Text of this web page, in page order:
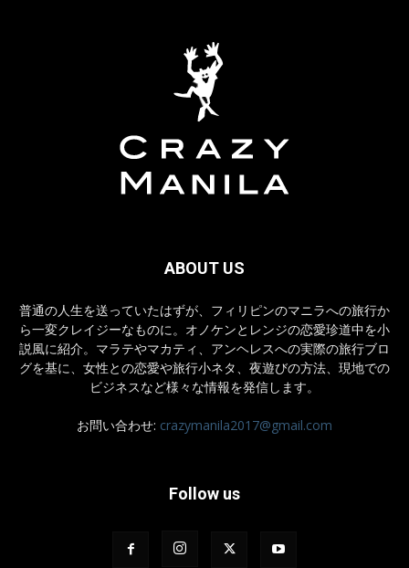
ABOUT US
普通の人生を送っていたはずが、フィリピンのマニラへの旅行か
ら一変クレイジーなものに。オノケンとレンジの恋愛珍道中を小
説風に紹介。マラテやマカティ、アンヘレスへの実際の旅行ブロ
グを基に、女性との恋愛や旅行小ネタ、夜遊びの方法、現地での
ビジネスなど様々な情報を発信します。
お問い合わせ: crazymanila2017@gmail.com
Follow us